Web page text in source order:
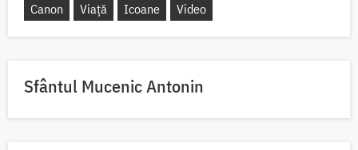
Canon Viață Icoane Video
Sfântul Mucenic Antonin